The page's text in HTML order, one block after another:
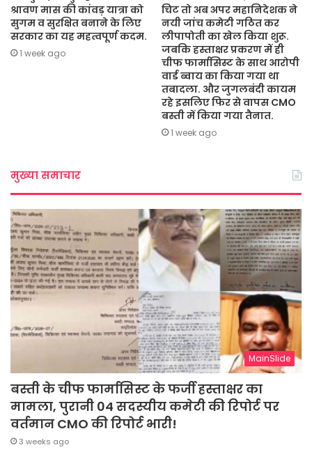
श्रावण मास की कांवड़ यात्रा को
सुगम व सुरक्षित बनाने के लिए
सरकार का यह महत्वपूर्ण कदम.
1 week ago
चिट तो अब अपर महानिदेशक ने
नयी जांच कमेटी गठित कर
लीपापोती का खेल किया शुरू.
जबकि हस्ताक्षर प्रकरण में ही
चीफ फार्मासिस्ट के साथ आरोपी
वार्ड ब्वाय का किया गया था
तबादला. और जुगलबंदी कायम
रहे इसलिए फिर से वापस CMO
बस्ती में किया गया तैनात.
1 week ago
मुख्या समाचार
MainSlide
बस्ती के चीफ फार्मासिस्ट के फर्जी हस्ताक्षर का
मामला, पुरानी 04 सदस्यीय कमेटी की रिपोर्ट पर
वर्तमान CMO की रिपोर्ट भारी!
3 weeks ago